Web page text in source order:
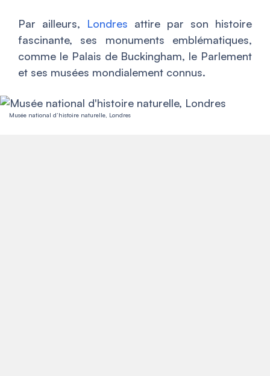
Par ailleurs, Londres attire par son histoire
fascinante, ses monuments emblématiques,
comme le Palais de Buckingham, le Parlement
et ses musées mondialement connus.
Musée national d’histoire naturelle, Londres